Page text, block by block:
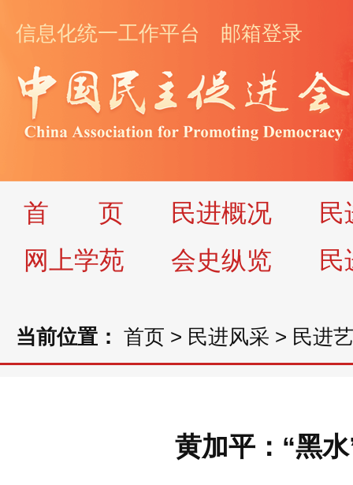
信息化统一工作平台 邮箱登录
首 页 民进概况
民
网上学苑
会史纵览 民
当前位置： 首页 > 民进风采 > 民进
黄加平：“黑